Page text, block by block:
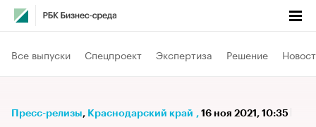
Все выпуски Спецпроект Экспертиза Решение
Пресс-релизы⁠, Краснодарский край , 16 ноя 2021, 10:35